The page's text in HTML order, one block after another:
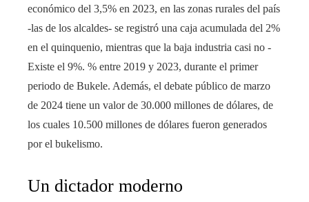
económico del 3,5% en 2023, en las zonas rurales del país
-las de los alcaldes- se registró una caja acumulada del 2%
en el quinquenio, mientras que la baja industria casi no -
Existe el 9%. % entre 2019 y 2023, durante el primer
periodo de Bukele. Además, el debate público de marzo
de 2024 tiene un valor de 30.000 millones de dólares, de
los cuales 10.500 millones de dólares fueron generados
por el bukelismo.
Un dictador moderno